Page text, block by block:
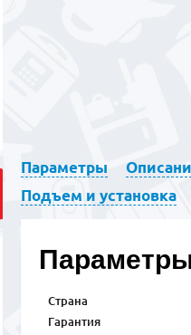
Параметры
Подъем и установка
Страна
Гарантия